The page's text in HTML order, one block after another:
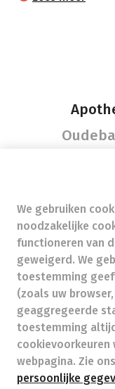
Beroepstitel:
Bond
Valt onder
02/
Deontologie:
We gebruiken
noodzakelijke
functioneren van
geweigerd. We
toestemming
(zoals uw
geaggregeerde
toestemming
cookievoorkeuren
webpagina. Zie ons
persoonlijke